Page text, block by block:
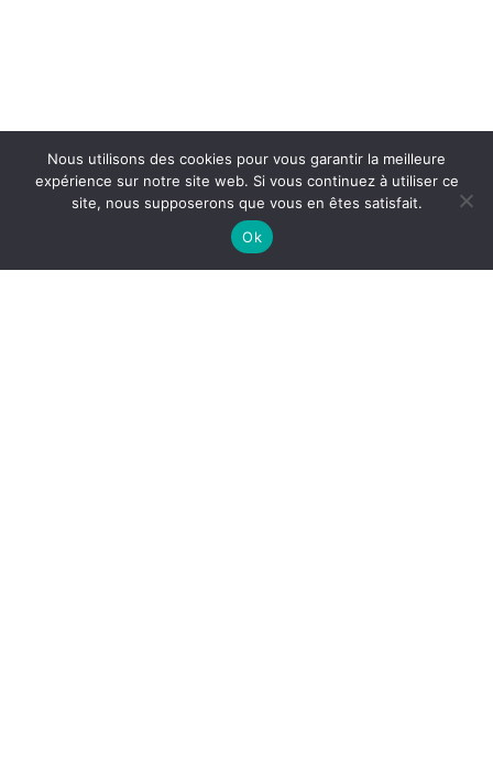
Nous utilisons des cookies pour vous garantir la meilleure
expérience sur notre site web. Si vous continuez à utiliser ce
site, nous supposerons que vous en êtes satisfait.
Ok